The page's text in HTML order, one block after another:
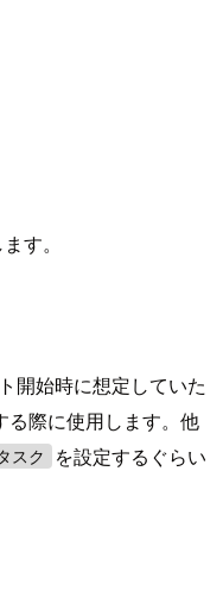
す。
開始時に想定していた
る際に使用します。他
スク
を設定するぐらい